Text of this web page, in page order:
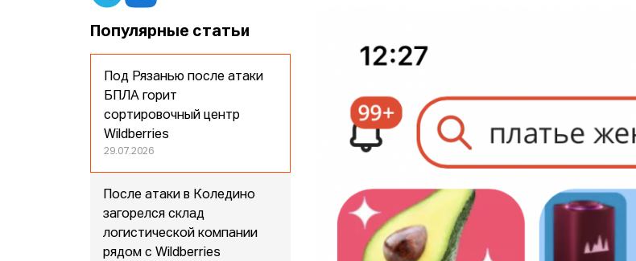
Популярные статьи
Под Рязанью после атаки
БПЛА горит
сортировочный центр
Wildberries
29.07.2026
После атаки в Коледино
загорелся склад
логистической компании
рядом с Wildberries